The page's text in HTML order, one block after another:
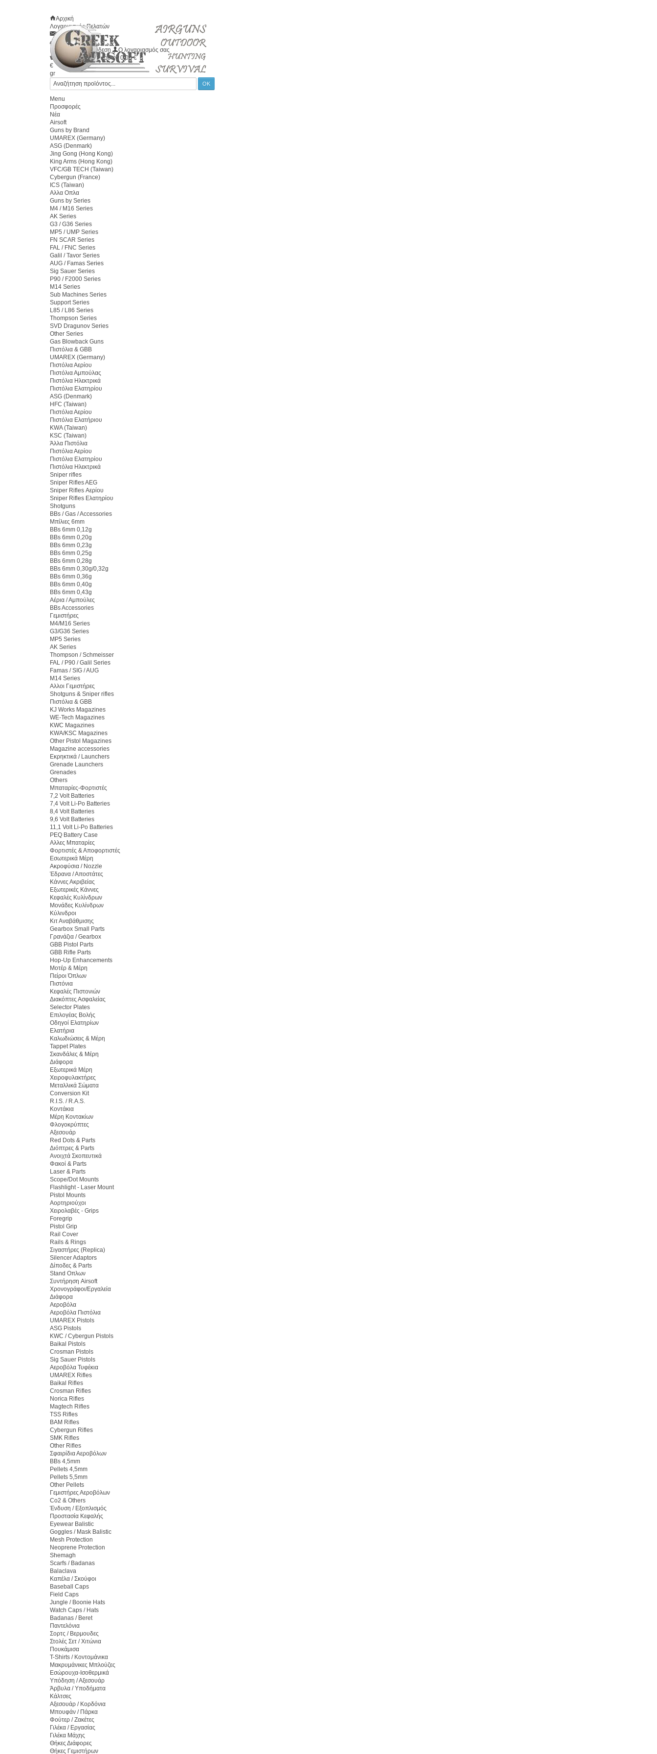
Αρχική
Λογαριασμός Πελατών
Επικοινωνία
Χάρτης
Καλώς ήλθατε Σύνδεση
Ο λογαριασμός σας
Το καλάθι σας 0προϊόν0.00 €
€
gr
Menu
Προσφορές
Νέα
Airsoft
Guns by Brand
UMAREX (Germany)
ASG (Denmark)
Jing Gong (Hong Kong)
King Arms (Hong Kong)
VFC/GB TECH (Taiwan)
Cybergun (France)
ICS (Taiwan)
Αλλα Οπλα
Guns by Series
M4 / M16 Series
AK Series
G3 / G36 Series
MP5 / UMP Series
FN SCAR Series
FAL / FNC Series
Galil / Tavor Series
AUG / Famas Series
Sig Sauer Series
P90 / F2000 Series
M14 Series
Sub Machines Series
Support Series
L85 / L86 Series
Thompson Series
SVD Dragunov Series
Other Series
Gas Blowback Guns
Πιστόλια & GBB
UMAREX (Germany)
Πιστόλια Αερίου
Πιστόλια Αμπούλας
Πιστόλια Ηλεκτρικά
Πιστόλια Ελατηρίου
ASG (Denmark)
HFC (Taiwan)
Πιστόλια Αερίου
Πιστόλια Ελατήριου
KWA (Taiwan)
KSC (Taiwan)
Άλλα Πιστόλια
Πιστόλια Αερίου
Πιστόλια Ελατηρίου
Πιστόλια Ηλεκτρικά
Sniper rifles
Sniper Rifles AEG
Sniper Rifles Αερίου
Sniper Rifles Ελατηρίου
Shotguns
BBs / Gas / Accessories
Μπίλιες 6mm
BBs 6mm 0,12g
BBs 6mm 0,20g
BBs 6mm 0,23g
BBs 6mm 0,25g
BBs 6mm 0,28g
BBs 6mm 0,30g/0,32g
BBs 6mm 0,36g
BBs 6mm 0,40g
BBs 6mm 0,43g
Αέρια / Αμπούλες
BBs Accessories
Γεμιστήρες
M4/M16 Series
G3/G36 Series
MP5 Series
AK Series
Thompson / Schmeisser
FAL / P90 / Galil Series
Famas / SIG / AUG
M14 Series
Αλλοι Γεμιστήρες
Shotguns & Sniper rifles
Πιστόλια & GBB
KJ Works Magazines
WE-Tech Magazines
KWC Magazines
KWA/KSC Magazines
Other Pistol Magazines
Magazine accessories
Εκρηκτικά / Launchers
Grenade Launchers
Grenades
Others
Μπαταρίες-Φορτιστές
7,2 Volt Batteries
7,4 Volt Li-Po Batteries
8,4 Volt Batteries
9,6 Volt Batteries
11,1 Volt Li-Po Batteries
PEQ Battery Case
Αλλες Μπαταρίες
Φορτιστές & Αποφορτιστές
Εσωτερικά Μέρη
Ακροφύσια / Nozzle
Έδρανα / Αποστάτες
Κάννες Ακριβείας
Εξωτερικές Κάννες
Κεφαλές Κυλίνδρων
Μονάδες Κυλίνδρων
Κύλινδροι
Κιτ Αναβάθμισης
Gearbox Small Parts
Γρανάζια / Gearbox
GBB Pistol Parts
GBB Rifle Parts
Hop-Up Enhancements
Μοτέρ & Μέρη
Πείροι Όπλων
Πιστόνια
Κεφαλές Πιστονιών
Διακόπτες Ασφαλείας
Selector Plates
Επιλογέας Βολής
Οδηγοί Ελατηρίων
Ελατήρια
Καλωδιώσεις & Μέρη
Tappet Plates
Σκανδάλες & Μέρη
Διάφορα
Εξωτερικά Μέρη
Χειροφυλακτήρες
Μεταλλικά Σώματα
Conversion Kit
R.I.S. / R.A.S.
Κοντάκια
Μέρη Κοντακίων
Φλογοκρύπτες
Αξεσουάρ
Red Dots & Parts
Διόπτρες & Parts
Ανοιχτά Σκοπευτικά
Φακοί & Parts
Laser & Parts
Scope/Dot Mounts
Flashlight - Laser Mount
Pistol Mounts
Αορτηριούχοι
Χειρολαβές - Grips
Foregrip
Pistol Grip
Rail Cover
Rails & Rings
Σιγαστήρες (Replica)
Silencer Adaptors
Δίποδες & Parts
Stand Οπλων
Συντήρηση Airsoft
Χρονογράφοι/Εργαλεία
Διάφορα
Αεροβόλα
Αεροβόλα Πιστόλια
UMAREX Pistols
ASG Pistols
KWC / Cybergun Pistols
Baikal Pistols
Crosman Pistols
Sig Sauer Pistols
Αεροβόλα Τυφέκια
UMAREX Rifles
Baikal Rifles
Crosman Rifles
Norica Rifles
Magtech Rifles
TSS Rifles
BAM Rifles
Cybergun Rifles
SMK Rifles
Other Rifles
Σφαιρίδια Αεροβόλων
BBs 4,5mm
Pellets 4,5mm
Pellets 5,5mm
Other Pellets
Γεμιστήρες Αεροβόλων
Co2 & Others
Ένδυση / Εξοπλισμός
Προστασία Κεφαλής
Eyewear Balistic
Goggles / Mask Balistic
Mesh Protection
Neoprene Protection
Shemagh
Scarfs / Badanas
Balaclava
Καπέλα / Σκούφοι
Baseball Caps
Field Caps
Jungle / Boonie Hats
Watch Caps / Hats
Badanas / Beret
Παντελόνια
Σορτς / Βερμουδες
Στολές Σετ / Χιτώνια
Πουκάμισα
T-Shirts / Κοντομάνικα
Μακρυμάνικες Μπλούζες
Εσώρουχα-Ισοθερμικά
Υπόδηση / Αξεσουάρ
Άρβυλα / Υποδήματα
Κάλτσες
Αξεσουάρ / Κορδόνια
Μπουφάν / Πάρκα
Φούτερ / Ζακέτες
Γιλέκα / Εργασίας
Γιλέκα Μάχης
Θήκες Διάφορες
Θήκες Γεμιστήρων